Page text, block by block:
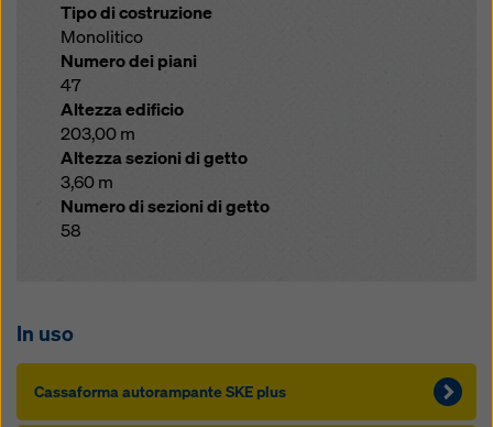
Tipo di costruzione
Monolitico
Numero dei piani
47
Altezza edificio
203,00 m
Altezza sezioni di getto
3,60 m
Numero di sezioni di getto
58
In uso
Cas­saforma autorampante SKE plus